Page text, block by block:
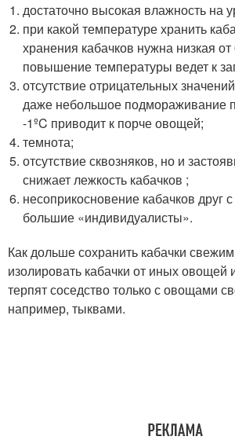
достаточно высокая влажность на
при какой температуре хранить
хранения кабачков нужна низкая от
повышение температуры ведет к
отсутствие отрицательных
даже небольшое подмораживание
-1ºC приводит к порче овощей;
темнота;
отсутствие сквозняков, но и
снижает лежкость кабачков ;
несоприкосновение кабачков друг
большие «индивидуалисты».
Как дольше сохранить кабачки
изолировать кабачки от иных овощей
терпят соседство только с овощами
например, тыквами.